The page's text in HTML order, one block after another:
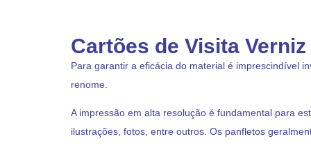
Cartões de Visita
Para garantir a eficácia do material é imprescindível
renome.
A impressão em alta resolução é fundamental para
ilustrações, fotos, entre outros. Os panfletos